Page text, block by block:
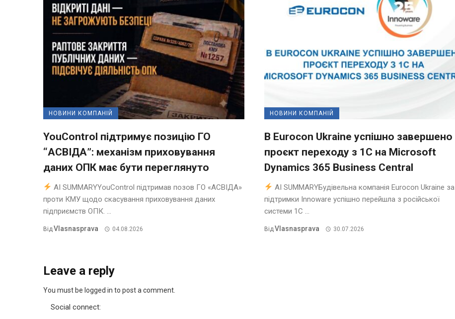
НОВИНИ КОМПАНІЙ
YouControl підтримує позицію ГО
“АСВІДА”: механізм приховування
даних ОПК має бути переглянуто
AI SUMMARYYouControl підтримав позов ГО «АСВІДА»
проти КМУ щодо скасування приховування даних
підприємств ОПК. ...
ВідVlasnasprava 04.08.2026
НОВИНИ КОМПАНІЙ
В Eurocon Ukraine успішно завершено
проєкт переходу з 1С на Microsoft
Dynamics 365 Business Central
AI SUMMARYБудівельна компанія Eurocon Ukraine за
підтримки Innoware успішно перейшла з російської
системи 1С ...
ВідVlasnasprava 30.07.2026
Leave a reply
You must be logged in to post a comment.
Social connect: